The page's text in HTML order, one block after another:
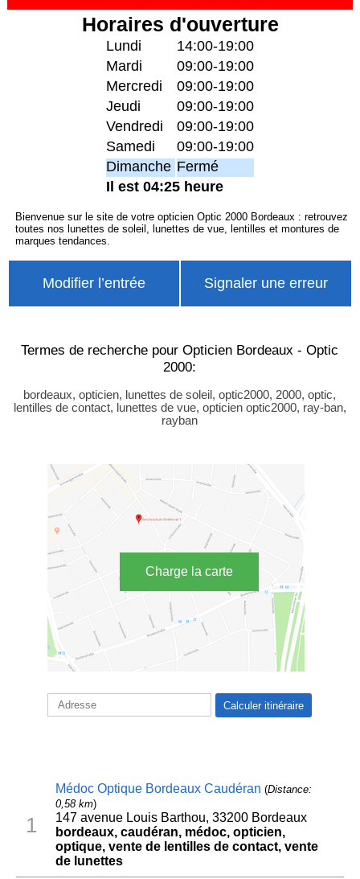
Horaires d'ouverture
Lundi
14:00-19:00
Mardi
09:00-19:00
Mercredi
09:00-19:00
Jeudi
09:00-19:00
Vendredi
09:00-19:00
Samedi
09:00-19:00
Dimanche Fermé
Il est 04:25 heure
Bienvenue sur le site de votre opticien Optic 2000 Bordeaux : retrouvez
toutes nos lunettes de soleil, lunettes de vue, lentilles et montures de
marques tendances.
Modifier l’entrée Signaler une erreur
Termes de recherche pour Opticien Bordeaux - Optic
2000:
bordeaux, opticien, lunettes de soleil, optic2000, 2000, optic,
lentilles de contact, lunettes de vue, opticien optic2000, ray-ban,
rayban
Charge la carte
1
Médoc Optique Bordeaux Caudéran (Distance:
0,58 km)
147 avenue Louis Barthou, 33200 Bordeaux
bordeaux, caudéran, médoc, opticien,
optique, vente de lentilles de contact, vente
de lunettes